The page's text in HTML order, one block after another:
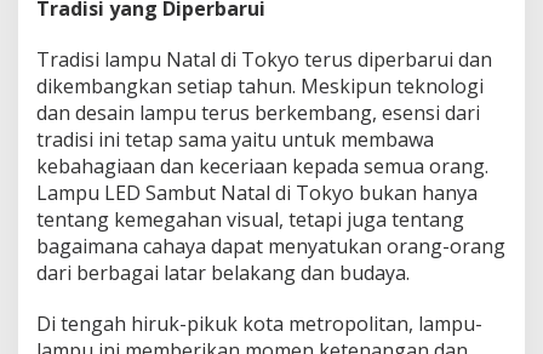
Tradisi yang Diperbarui
Tradisi lampu Natal di Tokyo terus diperbarui dan
dikembangkan setiap tahun. Meskipun teknologi
dan desain lampu terus berkembang, esensi dari
tradisi ini tetap sama yaitu untuk membawa
kebahagiaan dan keceriaan kepada semua orang.
Lampu LED Sambut Natal di Tokyo bukan hanya
tentang kemegahan visual, tetapi juga tentang
bagaimana cahaya dapat menyatukan orang-orang
dari berbagai latar belakang dan budaya.
Di tengah hiruk-pikuk kota metropolitan, lampu-